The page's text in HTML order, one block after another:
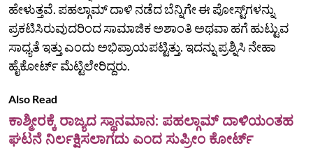
ಹೇಳುತ್ತವೆ. ಪಹಲ್ಗಾಮ್ ದಾಳಿ ನಡೆದ ಬೆನ್ನಿಗೇ ಈ ಪೋಸ್ಟ್‌ಗಳನ್ನು
ಪ್ರಕಟಿಸಿರುವುದರಿಂದ ಸಾಮಾಜಿಕ ಅಶಾಂತಿ ಅಥವಾ ಹಗೆ ಹುಟ್ಟುವ
ಸಾಧ್ಯತೆ ಇತ್ತು ಎಂದು ಅಭಿಪ್ರಾಯಪಟ್ಟಿತ್ತು. ಇದನ್ನು ಪ್ರಶ್ನಿಸಿ ನೇಹಾ
ಹೈಕೋರ್ಟ್‌ ಮೆಟ್ಟಿಲೇರಿದ್ದರು.
Also Read
ಕಾಶ್ಮೀರಕ್ಕೆ ರಾಜ್ಯದ ಸ್ಥಾನಮಾನ: ಪಹಲ್ಗಾಮ್ ದಾಳಿಯಂತಹ
ಘಟನೆ ನಿರ್ಲಕ್ಷಿಸಲಾಗದು ಎಂದ ಸುಪ್ರೀಂ ಕೋರ್ಟ್‌